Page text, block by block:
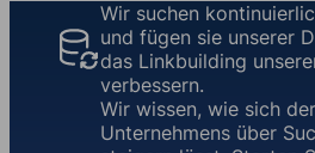
Wir suchen
und fügen sie unserer
das Linkbuilding
verbessern.
Wir wissen, wie sich
Unternehmens über